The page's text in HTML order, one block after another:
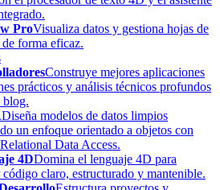
ProVisualiza datos y gestiona hojas de
forma eficaz.
Construye mejores aplicaciones
prácticos y análisis técnicos profundos
blog.
Diseña modelos de datos limpios
un enfoque orientado a objetos con
Data Access.
4DDomina el lenguaje 4D para
claro, estructurado y mantenible.